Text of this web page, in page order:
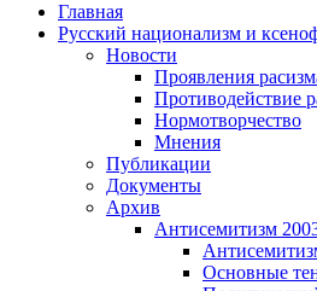
Главная
Русский национализм и
Новости
Проявления
Противодействие
Нормотворчество
Мнения
Публикации
Документы
Архив
Антисемитизм
Основные